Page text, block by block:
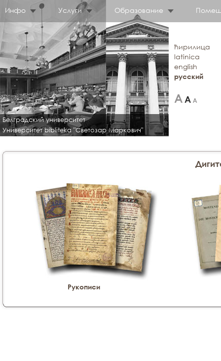
Инфо Услуги Образование
Белградский университет
Университет bibliteka "Светозар Маркович"
ћирилица
latinica
english
русский
Рукописи